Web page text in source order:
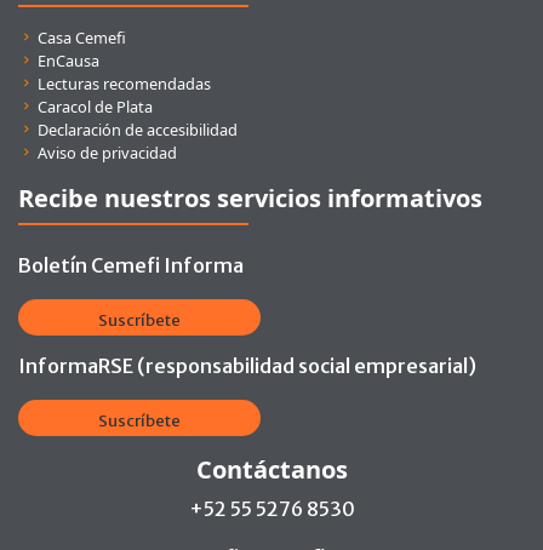
Enlaces rápidos
Casa Cemefi
EnCausa
Lecturas recomendadas
Caracol de Plata
Declaración de accesibilidad
Aviso de privacidad
Recibe nuestros servicios informativos
Boletín Cemefi Informa
Suscríbete
InformaRSE (responsabilidad social empresarial)
Suscríbete
Contáctanos
+52 55 5276 8530